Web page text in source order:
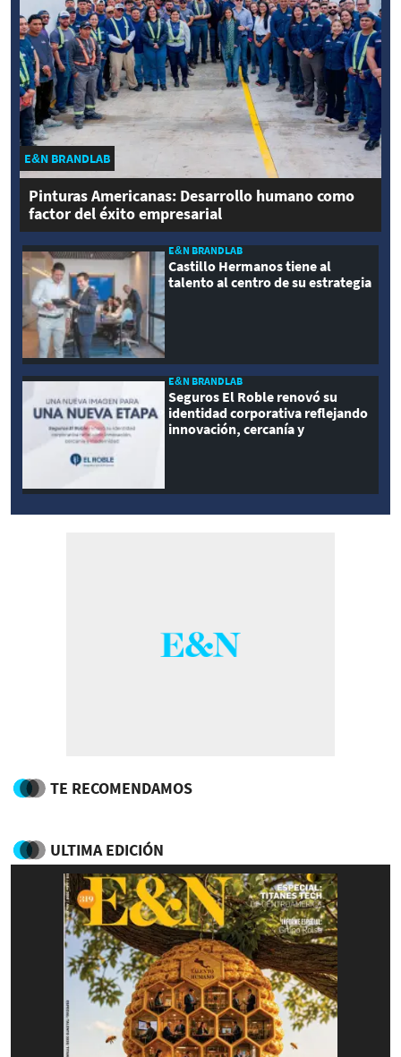
E&N BRANDLAB
Pinturas Americanas: Desarrollo humano como
factor del éxito empresarial
E&N BRANDLAB
Castillo Hermanos tiene al
talento al centro de su estrategia
E&N BRANDLAB
Seguros El Roble renovó su
identidad corporativa reflejando
innovación, cercanía y
TE RECOMENDAMOS
ULTIMA EDICIÓN